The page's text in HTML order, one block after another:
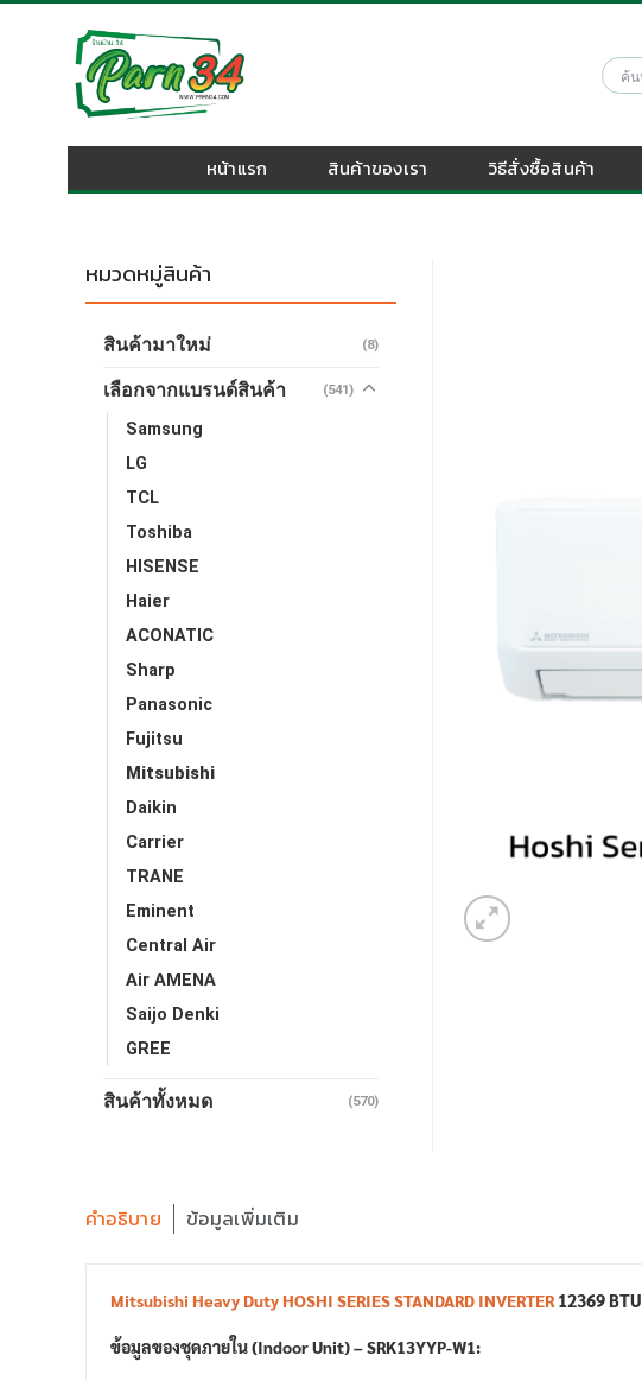
หน้าแรก สินค้าของเรา วิธีสั่งซื้อสินค้า
หมวดหมู่สินค้า
สินค้ามาใหม่ (8)
เลือกจากแบรนด์สินค้า (541)
Samsung
LG
TCL
Toshiba
HISENSE
Haier
ACONATIC
Sharp
Panasonic
Fujitsu
Mitsubishi
Daikin
Carrier
TRANE
Eminent
Central Air
Air AMENA
Saijo Denki
GREE
สินค้าทั้งหมด (570)
คำอธิบาย ข้อมูลเพิ่มเติม
Mitsubishi Heavy Duty HOSHI SERIES STANDARD INVERTER 12369 BTU
ข้อมูลของชุดภายใน (Indoor Unit) – SRK13YYP-W1: